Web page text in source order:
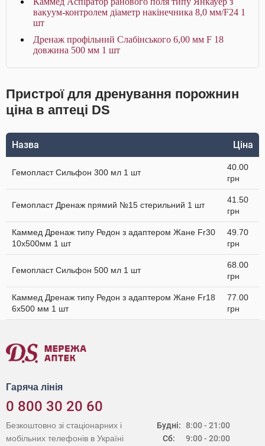
вакуум-контролем діаметр накінечника 8,0 мм/F24 1
шт
Дренаж профільний Слабінського 6,00 мм F 18
довжина 500 мм 1 шт
Пристрої для дренування порожнин
ціна в аптеці DS
Назва Ціна
Гемопласт Сильфон 300 мл 1 шт
40.00
грн
Гемопласт Дренаж прямий №15 стерильний 1 шт
41.50
грн
Каммед Дренаж типу Редон з адаптером Жане Fr30
10x500мм 1 шт
49.70
грн
Гемопласт Сильфон 500 мл 1 шт
68.00
грн
Каммед Дренаж типу Редон з адаптером Жане Fr18
6х500 мм 1 шт
77.00
грн
Гаряча лінія
0 800 30 20 60
Будні:
Сб:
8:00 - 21:00
9:00 - 20:00
Безкоштовно зі стаціонарних і
мобільних телефонів в Україні